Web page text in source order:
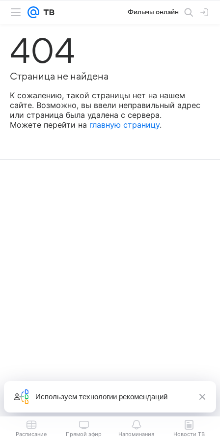
Фильмы онлайн
404
Страница не найдена
К сожалению, такой страницы нет на нашем
сайте. Возможно, вы ввели неправильный адрес
или страница была удалена с сервера.
Можете перейти на главную страницу.
Расписание Прямой эфир Напоминания Новости ТВ
Используем технологии рекомендаций